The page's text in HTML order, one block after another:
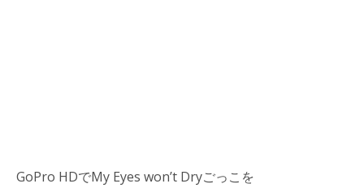
GoPro HDでMy Eyes won’t Dryごっこを